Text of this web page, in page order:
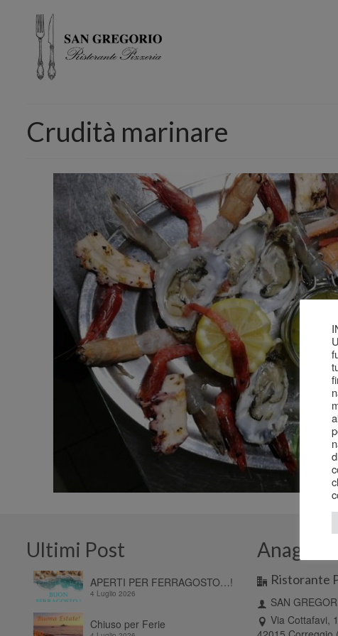
Crudità marinare
Ultimi Post
APERTI PER FERRAGOSTO…!
4 Luglio 2026
Chiuso per Ferie
Anagrafica
Ristorante
SAN
Via Cottafavi,